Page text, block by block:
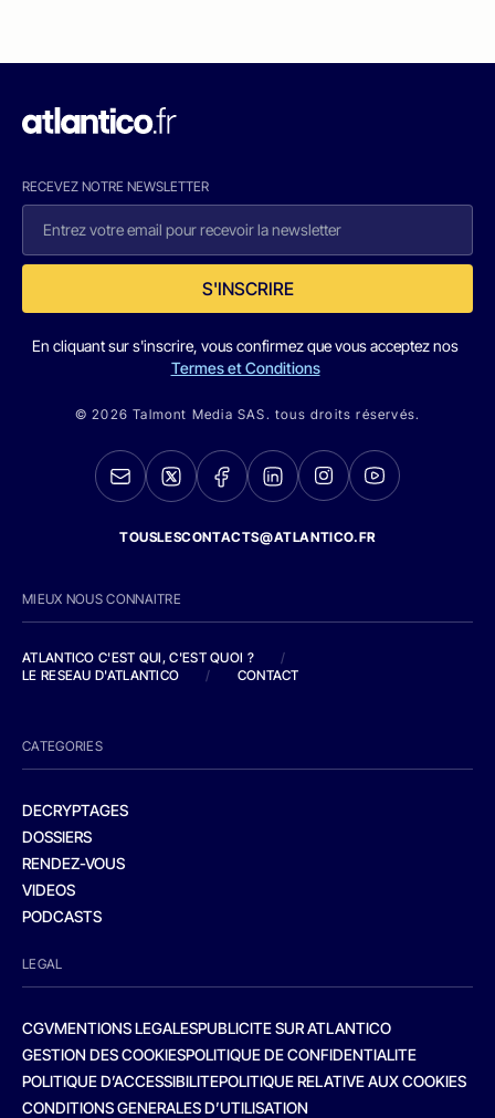
RECEVEZ NOTRE NEWSLETTER
S'INSCRIRE
En cliquant sur s'inscrire, vous confirmez que vous acceptez nos
Termes et Conditions
© 2026 Talmont Media SAS. tous droits réservés.
TOUSLESCONTACTS@ATLANTICO.FR
MIEUX NOUS CONNAITRE
ATLANTICO C'EST QUI, C'EST QUOI ?
/
LE RESEAU D'ATLANTICO
/ CONTACT
CATEGORIES
DECRYPTAGES
DOSSIERS
RENDEZ-VOUS
VIDEOS
PODCASTS
LEGAL
CGVMENTIONS LEGALESPUBLICITE SUR ATLANTICO
GESTION DES COOKIESPOLITIQUE DE CONFIDENTIALITE
POLITIQUE D’ACCESSIBILITEPOLITIQUE RELATIVE AUX COOKIES
CONDITIONS GENERALES D’UTILISATION